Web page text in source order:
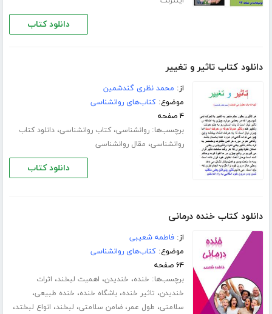
دانلود کتاب
دانلود کتاب تاثیر و تغییر
از: محمد نظری گندشمین
موضوع:کتاب‌های روانشناسی
۴ صفحه
برچسب‌ها:روانشناسی،کتاب روانشناسی،دانلود کتاب
روانشناسی، مقال روانشناسی
دانلود کتاب
دانلود کتاب خنده درمانی
از:فاطمه شعیبی
موضوع:کتاب‌های روانشناسی
۶۴ صفحه
برچسب‌ها: خنده، خندیدن، اهمیت لبخند، اثرات
خندیدن، تاثیر خنده،باشگاه خنده، خنده طبیعی،
سلامتی، طول عمر،ضامن سلامتی، لبخند، انواع لبختد،